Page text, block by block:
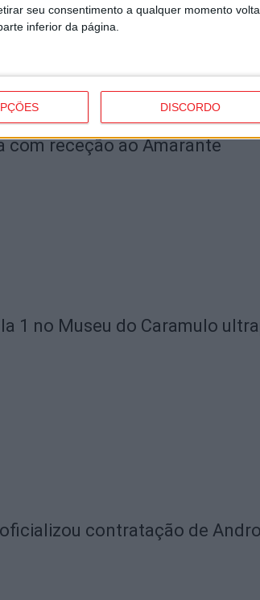
seu consentimento a qualquer momento
inferior da página.
DISCORDO
com receção ao Amarante
1 no Museu do Caramulo
contratação de